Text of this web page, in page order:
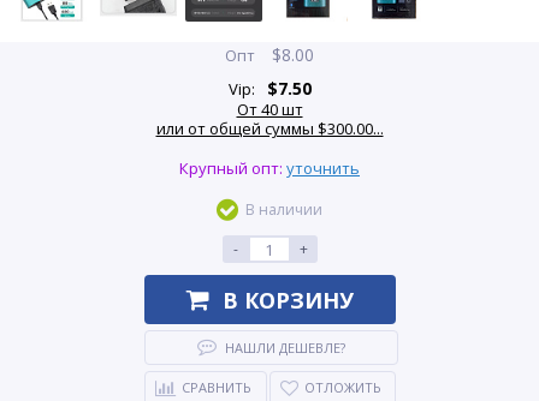
Опт $8.00
Vip: $7.50
От 40 шт
или от общей суммы $300.00...
Крупный опт: уточнить
В наличии
-
+
В КОРЗИНУ
НАШЛИ ДЕШЕВЛЕ?
СРАВНИТЬ ОТЛОЖИТЬ